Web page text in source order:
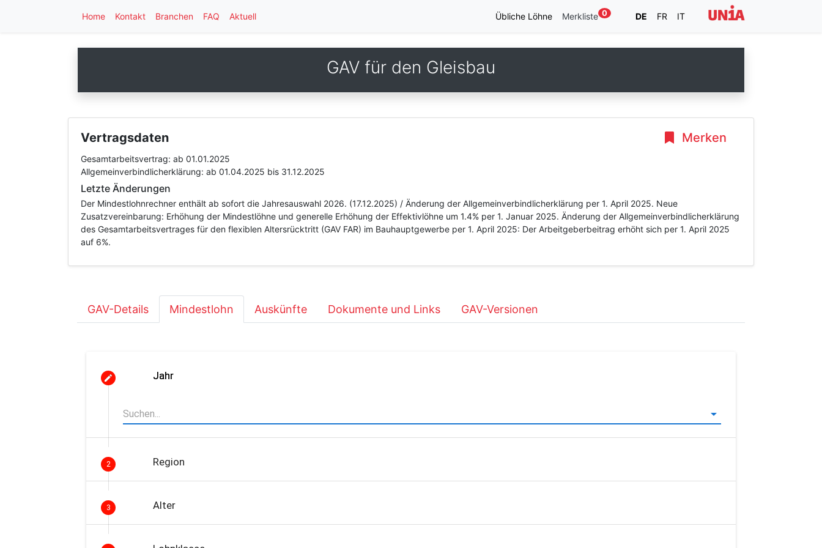
Home Kontakt Branchen FAQ Aktuell Übliche Löhne Merkliste 0 DE FR IT
GAV für den Gleisbau
Merken
Vertragsdaten
Gesamtarbeitsvertrag: ab 01.01.2025
Allgemeinverbindlicherklärung: ab 01.04.2025 bis 31.12.2025
Letzte Änderungen
Der Mindestlohnrechner enthält ab sofort die Jahresauswahl 2026. (17.12.2025) / Änderung der Allgemeinverbindlicherklärung per 1. April 2025. Neue
Zusatzvereinbarung: Erhöhung der Mindestlöhne und generelle Erhöhung der Effektivlöhne um 1.4% per 1. Januar 2025. Änderung der Allgemeinverbindlicherklärung
des Gesamtarbeitsvertrages für den flexiblen Altersrücktritt (GAV FAR) im Bauhauptgewerbe per 1. April 2025: Der Arbeitgeberbeitrag erhöht sich per 1. April 2025
auf 6%.
GAV-Details Mindestlohn Auskünfte Dokumente und Links GAV-Versionen
Jahr
2 Region
3 Alter